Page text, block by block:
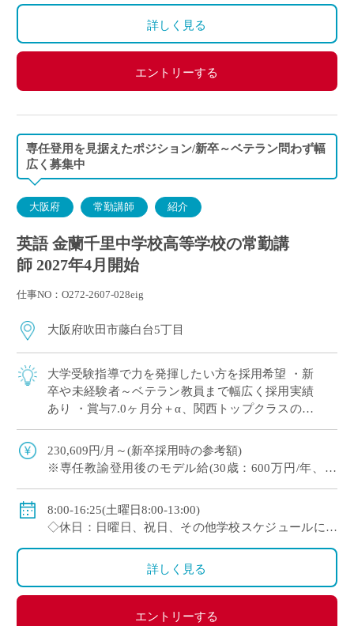
詳しく見る
エントリーする
専任登用を見据えたポジション/新卒～ベテラン問わず幅
広く募集中
大阪府 常勤講師 紹介
英語 金蘭千里中学校高等学校の常勤講
師 2027年4月開始
仕事NO：O272-2607-028eig
大阪府吹田市藤白台5丁目
大学受験指導で力を発揮したい方を採用希望 ・新
卒や未経験者～ベテラン教員まで幅広く採用実績
あり ・賞与7.0ヶ月分＋α、関西トップクラスの好
験なし) ・1クラス30名の少人数 […]
230,609円/月～(新卒採用時の参考額)
※専任教諭登用後のモデル給(30歳：600万円/年、35
◇賞与：有(7.0ヶ月分＋α ※過去実績)
◇手当：各種有
◇保険：私学共済、雇用保険、労災保険
8:00-16:25(土曜日8:00-13:00)
◇休日：日曜日、祝日、その他学校スケジュールによ
詳しく見る
エントリーする